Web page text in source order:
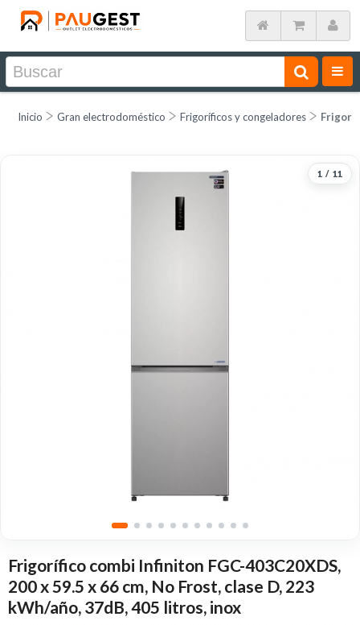
Inicio Gran electrodoméstico Frigoríficos y congeladores
1 / 11
Frigorífico combi Infiniton FGC-403C20XDS,
200 x 59.5 x 66 cm, No Frost, clase D, 223
kWh/año, 37dB, 405 litros, inox